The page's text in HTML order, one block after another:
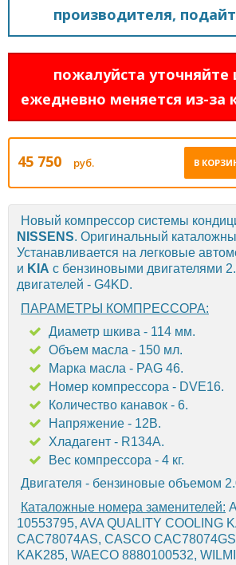
производителя,
пожалуйста уточняйте
ежедневно меняется из-за
45 750 руб. В
Новый компрессор системы
NISSENS. Оригинальный
Устанавливается на легковые
и KIA с бензиновыми двигателями
двигателей - G4KD.
ПАРАМЕТРЫ КОМПРЕССОРА:
Диаметр шкива - 114 мм.
Объем масла - 150 мл.
Марка масла - PAG 46.
Номер компрессора - DVE16.
Количество канавок - 6.
Напряжение - 12В.
Хладагент - R134A.
Вес компрессора - 4 кг.
Двигателя - бензиновые объемом
Каталожные номера заменителей:
10553795, AVA QUALITY COOLING
CAC78074AS, CASCO
KAK285, WAECO 8880100532,